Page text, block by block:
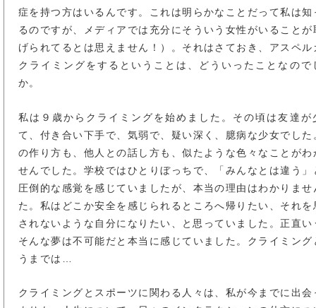
症を持つ方はいるんです。これは明らかなことだって私は知
るのですが、メディアでは充分にそういう女性がいることが
げられてるとは思えません！）。それはさておき、アスペル
クライミングをするということは、どういったことなので
か。
私は９歳からクライミングを始めました。その頃は友達が
て、付き合い下手で、気弱で、疑い深く、臆病な少女でした
の作り方も、他人との話し方も、似たような色々なことがわ
せんでした。学校ではひとりぼっちで、「みんなとは違う」
圧倒的な感覚を感じていましたが、本当の理由はわかりませ
た。私はどこか安全を感じられるところへ帰りたい、それを
されないような自分になりたい、と思っていました。正直い
そんな夢は不可能だと本当に感じていました。クライミング
うまでは…
クライミングとスポーツに関わる人々は、私が今までに出会